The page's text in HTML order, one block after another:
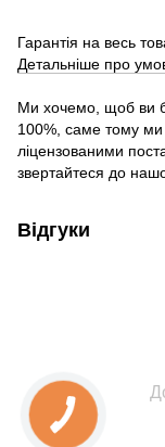
Гарантія на весь
Детальніше про
Ми хочемо, щоб ви
100%, саме тому
ліцензованими
звертайтеся до
Відгуки